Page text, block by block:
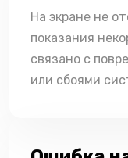
На экране не
показания
связано с
или сбоями